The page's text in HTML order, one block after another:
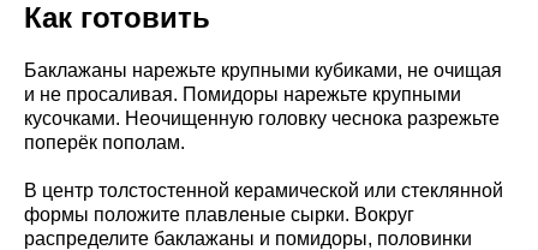
Как готовить
Баклажаны нарежьте крупными кубиками, не очищая
и не просаливая. Помидоры нарежьте крупными
кусочками. Неочищенную головку чеснока разрежьте
поперёк пополам.
В центр толстостенной керамической или стеклянной
формы положите плавленые сырки. Вокруг
распределите баклажаны и помидоры, половинки